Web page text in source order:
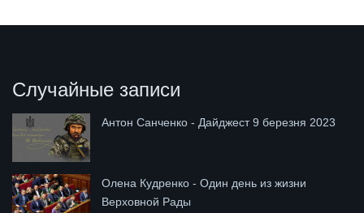
Случайные записи
Антон Санченко - Дайджест 9 березня 2023
Олена Кудренко - Один день из жизни
Верховной Рады